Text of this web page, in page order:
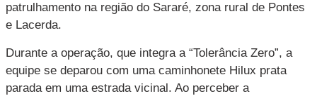
patrulhamento na região do Sararé, zona rural de Pontes
e Lacerda.
Durante a operação, que integra a “Tolerância Zero”, a
equipe se deparou com uma caminhonete Hilux prata
parada em uma estrada vicinal. Ao perceber a